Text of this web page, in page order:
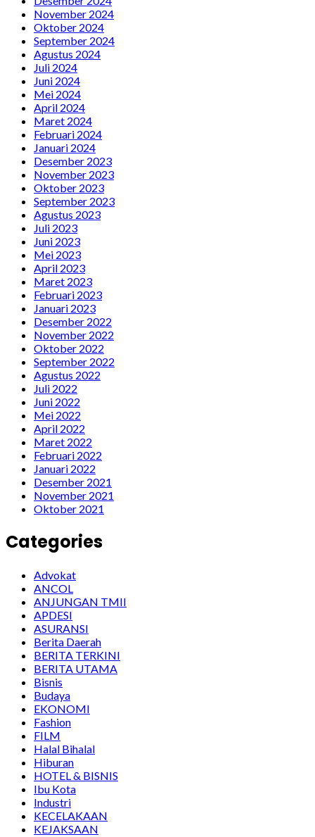
November 2024
Oktober 2024
September 2024
Agustus 2024
Juli 2024
Juni 2024
Mei 2024
April 2024
Maret 2024
Februari 2024
Januari 2024
Desember 2023
November 2023
Oktober 2023
September 2023
Agustus 2023
Juli 2023
Juni 2023
Mei 2023
April 2023
Maret 2023
Februari 2023
Januari 2023
Desember 2022
November 2022
Oktober 2022
September 2022
Agustus 2022
Juli 2022
Juni 2022
Mei 2022
April 2022
Maret 2022
Februari 2022
Januari 2022
Desember 2021
November 2021
Oktober 2021
Categories
Advokat
ANCOL
ANJUNGAN TMII
APDESI
ASURANSI
Berita Daerah
BERITA TERKINI
BERITA UTAMA
Bisnis
Budaya
EKONOMI
Fashion
FILM
Halal Bihalal
Hiburan
HOTEL & BISNIS
Ibu Kota
Industri
KECELAKAAN
KEJAKSAAN